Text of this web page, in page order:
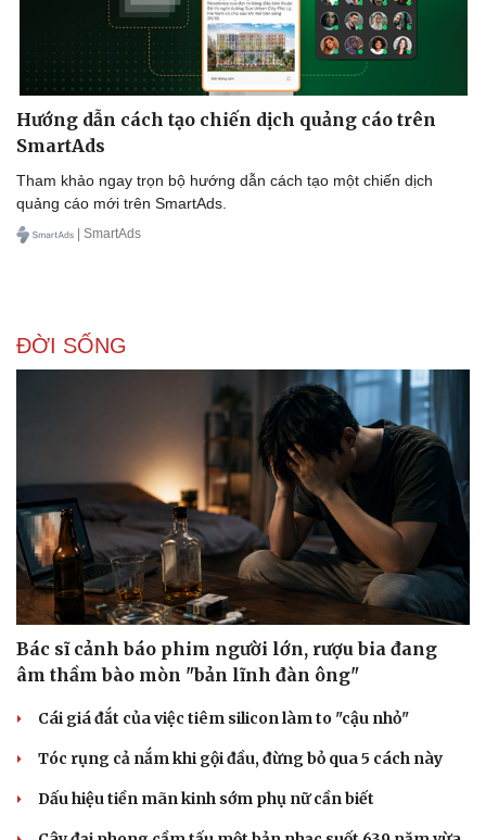
Hướng dẫn cách tạo chiến dịch quảng cáo trên
SmartAds
Tham khảo ngay trọn bộ hướng dẫn cách tạo một chiến dịch
quảng cáo mới trên SmartAds.
| SmartAds
ĐỜI SỐNG
Bác sĩ cảnh báo phim người lớn, rượu bia đang
âm thầm bào mòn "bản lĩnh đàn ông"
Cái giá đắt của việc tiêm silicon làm to "cậu nhỏ"
Tóc rụng cả nắm khi gội đầu, đừng bỏ qua 5 cách này
Dấu hiệu tiền mãn kinh sớm phụ nữ cần biết